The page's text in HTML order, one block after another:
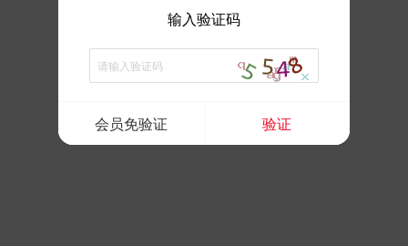
输入验证码
会员免验证 验证